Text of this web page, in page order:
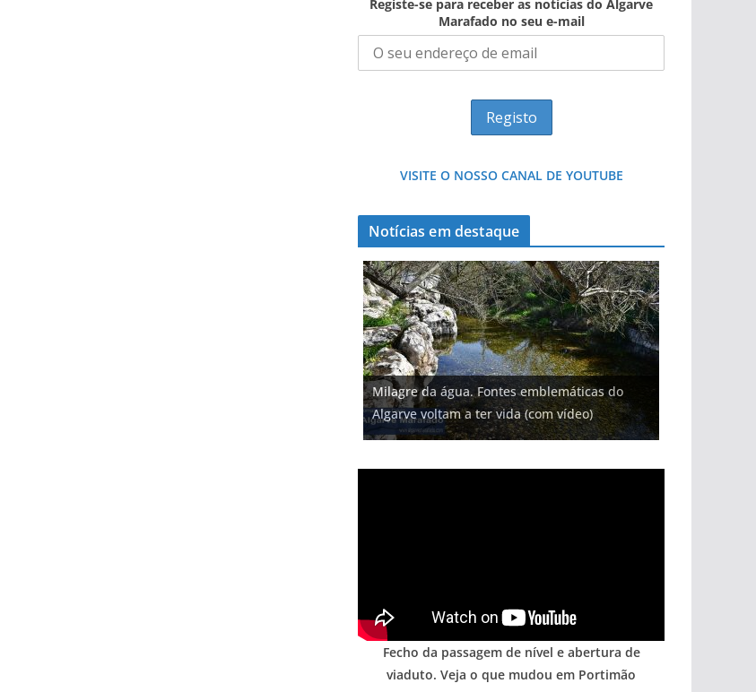
Registe-se para receber as notícias do Algarve
Marafado no seu e-mail
VISITE O NOSSO CANAL DE YOUTUBE
Notícias em destaque
Milagre da água. Fontes emblemáticas do
Algarve voltam a ter vida (com vídeo)
Foto do dia: uma cidade algarvia que cresceu
entre redes e fábricas
Tapas do mar a 3 euros cada. Nova rota
gastronómica nasce no Algarve
Tempestades roubam areia de praias e põem
arribas em risco no Algarve (com vídeo)
Projeto milionário: investimento de 108
milhões de euros na construção de dois
hotéis (com vídeo)
Fecho da passagem de nível e abertura de
viaduto. Veja o que mudou em Portimão